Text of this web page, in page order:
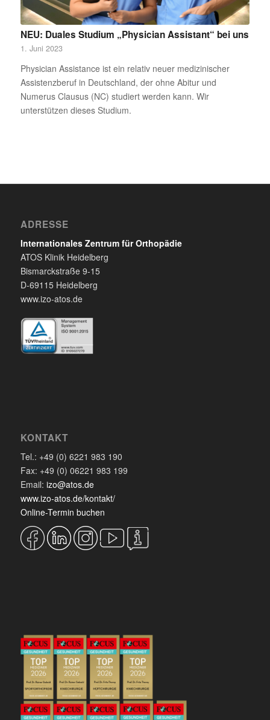
NEU: Duales Studium „Physician Assistant“ bei uns
1. Juni 2023
Physician Assistance ist ein relativ neuer medizinischer
Assistenzberuf in Deutschland, der ohne Abitur und
Numerus Clausus (NC) studiert werden kann. Wir
unterstützen dieses Studium.
ADRESSE
Internationales Zentrum für Orthopädie
ATOS Klinik Heidelberg
Bismarckstraße 9-15
D-69115 Heidelberg
www.izo-atos.de
KONTAKT
Tel.: +49 (0) 6221 983 190
Fax: +49 (0) 06221 983 199
Email: izo@atos.de
www.izo-atos.de/kontakt/
Online-Termin buchen